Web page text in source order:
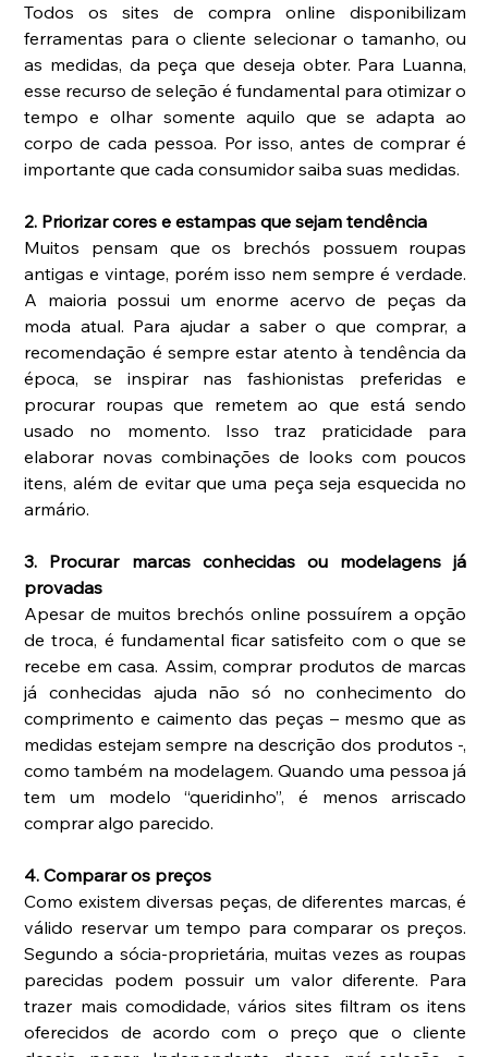
Todos os sites de compra online disponibilizam
ferramentas para o cliente selecionar o tamanho, ou
as medidas, da peça que deseja obter. Para Luanna,
esse recurso de seleção é fundamental para otimizar o
tempo e olhar somente aquilo que se adapta ao
corpo de cada pessoa. Por isso, antes de comprar é
importante que cada consumidor saiba suas medidas.
2. Priorizar cores e estampas que sejam tendência
Muitos pensam que os brechós possuem roupas
antigas e vintage, porém isso nem sempre é verdade.
A maioria possui um enorme acervo de peças da
moda atual. Para ajudar a saber o que comprar, a
recomendação é sempre estar atento à tendência da
época, se inspirar nas fashionistas preferidas e
procurar roupas que remetem ao que está sendo
usado no momento. Isso traz praticidade para
elaborar novas combinações de looks com poucos
itens, além de evitar que uma peça seja esquecida no
armário.
3. Procurar marcas conhecidas ou modelagens já
provadas
Apesar de muitos brechós online possuírem a opção
de troca, é fundamental ficar satisfeito com o que se
recebe em casa. Assim, comprar produtos de marcas
já conhecidas ajuda não só no conhecimento do
comprimento e caimento das peças – mesmo que as
medidas estejam sempre na descrição dos produtos -,
como também na modelagem. Quando uma pessoa já
tem um modelo “queridinho”, é menos arriscado
comprar algo parecido.
4. Comparar os preços
Como existem diversas peças, de diferentes marcas, é
válido reservar um tempo para comparar os preços.
Segundo a sócia-proprietária, muitas vezes as roupas
parecidas podem possuir um valor diferente. Para
trazer mais comodidade, vários sites filtram os itens
oferecidos de acordo com o preço que o cliente